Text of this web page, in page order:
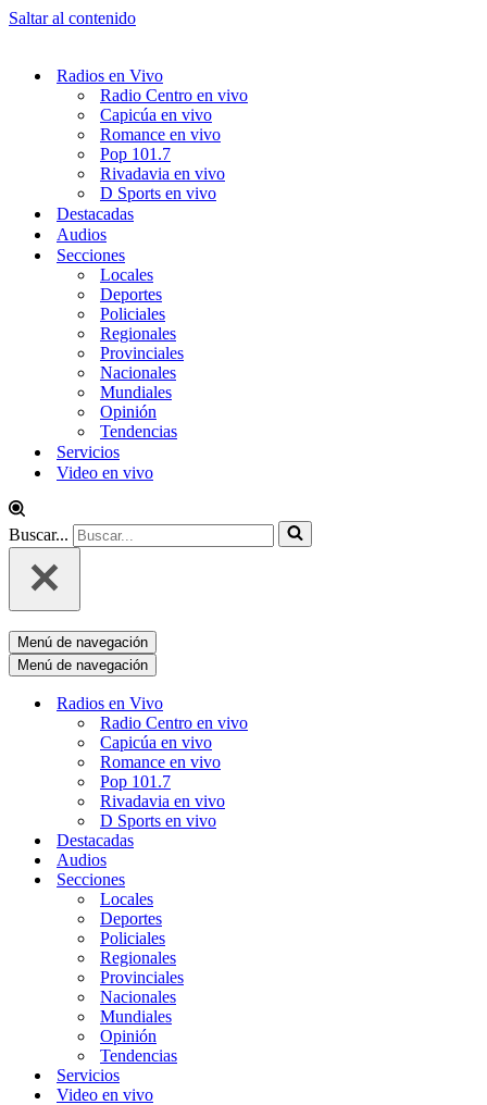
Saltar al contenido
Radios en Vivo
Radio Centro en vivo
Capicúa en vivo
Romance en vivo
Pop 101.7
Rivadavia en vivo
D Sports en vivo
Destacadas
Audios
Secciones
Locales
Deportes
Policiales
Regionales
Provinciales
Nacionales
Mundiales
Opinión
Tendencias
Servicios
Video en vivo
Buscar...
Menú de navegación
Menú de navegación
Radios en Vivo
Radio Centro en vivo
Capicúa en vivo
Romance en vivo
Pop 101.7
Rivadavia en vivo
D Sports en vivo
Destacadas
Audios
Secciones
Locales
Deportes
Policiales
Regionales
Provinciales
Nacionales
Mundiales
Opinión
Tendencias
Servicios
Video en vivo